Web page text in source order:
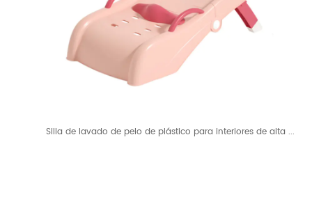
Silla de lavado de pelo de plástico para interiores de alta ...